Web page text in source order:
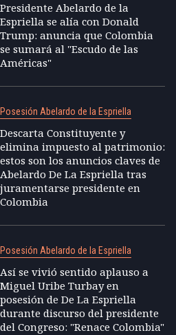
Presidente Abelardo de la
Espriella se alía con Donald
Trump: anuncia que Colombia
se sumará al "Escudo de las
Américas"
Posesión Abelardo de la Espriella
Descarta Constituyente y
elimina impuesto al patrimonio:
estos son los anuncios claves de
Abelardo De La Espriella tras
juramentarse presidente en
Colombia
Posesión Abelardo de la Espriella
Así se vivió sentido aplauso a
Miguel Uribe Turbay en
posesión de De La Espriella
durante discurso del presidente
del Congreso: "Renace Colombia"